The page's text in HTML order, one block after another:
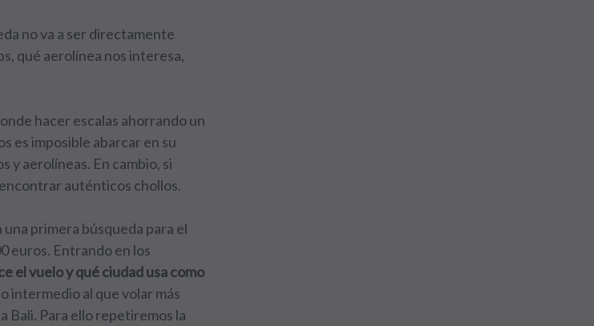
no va a ser directamente
qué aerolínea nos interesa,
hacer escalas ahorrando un
es imposible abarcar en su
y aerolíneas. En cambio, si
auténticos chollos.
primera búsqueda para el
euros. Entrando en los
el vuelo y qué ciudad usa como
intermedio al que volar más
Bali. Para ello repetiremos la